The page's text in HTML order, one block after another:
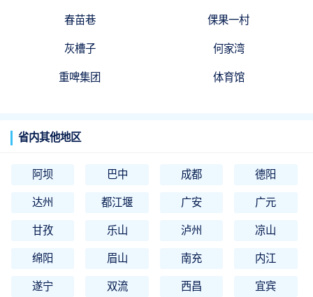
春苗巷 倮果一村
灰槽子 何家湾
重啤集团 体育馆
省内其他地区
阿坝 巴中 成都 德阳
达州 都江堰 广安 广元
甘孜 乐山 泸州 凉山
绵阳 眉山 南充 内江
遂宁 双流 西昌 宜宾